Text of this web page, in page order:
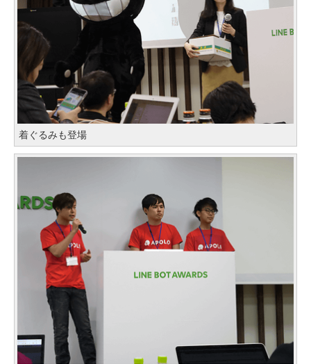
着ぐるみも登場